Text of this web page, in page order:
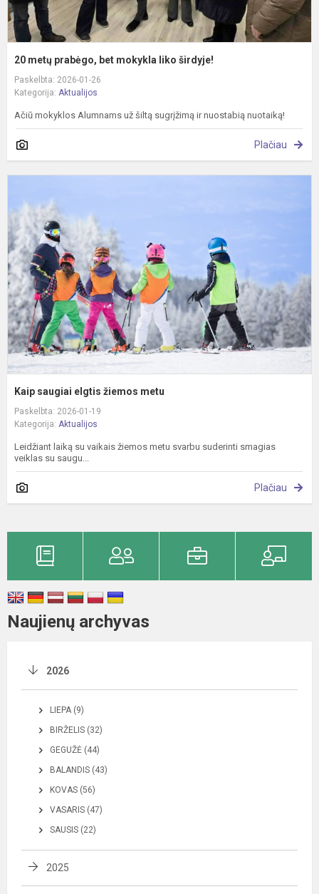
20 metų prabėgo, bet mokykla liko širdyje!
Paskelbta: 2026-01-26
Kategorija: Aktualijos
Ačiū mokyklos Alumnams už šiltą sugrįžimą ir nuostabią nuotaiką!
Plačiau
Kaip saugiai elgtis žiemos metu
Paskelbta: 2026-01-19
Kategorija: Aktualijos
Leidžiant laiką su vaikais žiemos metu svarbu suderinti smagias
veiklas su saugu...
Plačiau
Naujienų archyvas
2026
LIEPA (9)
BIRŽELIS (32)
GEGUŽĖ (44)
BALANDIS (43)
KOVAS (56)
VASARIS (47)
SAUSIS (22)
2025